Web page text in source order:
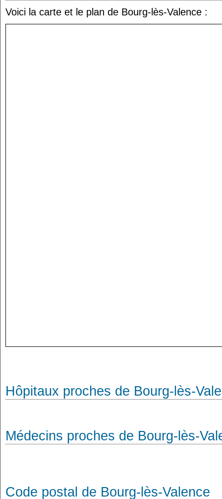
Voici la carte et le plan de Bourg-lès-Valence :
Hôpitaux proches de Bourg-lès-
Médecins proches de Bourg-lès-
Code postal de Bourg-lès-Valence